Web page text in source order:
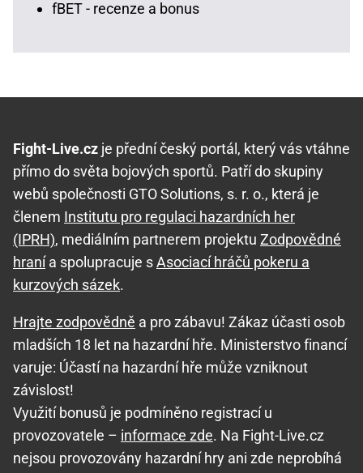
fBET - recenze a bonus
Fight-Live.cz je přední český portál, který vás vtáhne
přímo do světa bojových sportů. Patří do skupiny
webů společnosti GTO Solutions, s. r. o., která je
členem Institutu pro regulaci hazardních her
(IPRH), mediálním partnerem projektu Zodpovědné
hranía spolupracuje sAsociací hráčů pokeru a
kurzových sázek.
Hrajte zodpovědně a pro zábavu! Zákaz účasti osob
mladších 18 let na hazardní hře. Ministerstvo financí
varuje: Účastí na hazardní hře může vzniknout
závislost!
Využití bonusů je podmíněno registrací u
provozovatele – informace zde. Na Fight-Live.cz
nejsou provozovány hazardní hry ani zde neprobíhá